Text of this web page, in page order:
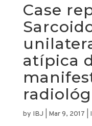
Case
atípica
by IBJ Mar 9, 2017